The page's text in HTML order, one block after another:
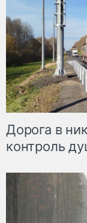
Дорога в
контроль